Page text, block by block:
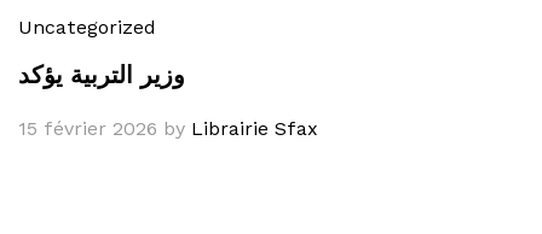
Uncategorized
وزير التربية يؤكد
15 février 2026 by Librairie Sfax